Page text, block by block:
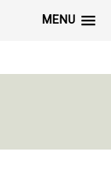
MENU